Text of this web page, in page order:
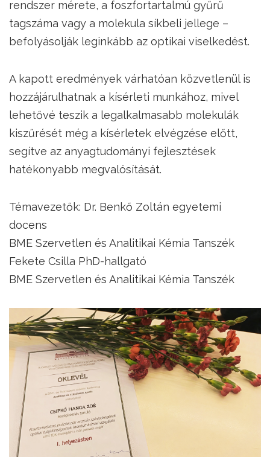
rendszer mérete, a foszfortartalmú gyűrű
tagszáma vagy a molekula síkbeli jellege –
befolyásolják leginkább az optikai viselkedést.
A kapott eredmények várhatóan közvetlenül is
hozzájárulhatnak a kísérleti munkához, mivel
lehetővé teszik a legalkalmasabb molekulák
kiszűrését még a kísérletek elvégzése előtt,
segítve az anyagtudományi fejlesztések
hatékonyabb megvalósítását.
Témavezetők: Dr. Benkő Zoltán egyetemi
docens
BME Szervetlen és Analitikai Kémia Tanszék
Fekete Csilla PhD-hallgató
BME Szervetlen és Analitikai Kémia Tanszék